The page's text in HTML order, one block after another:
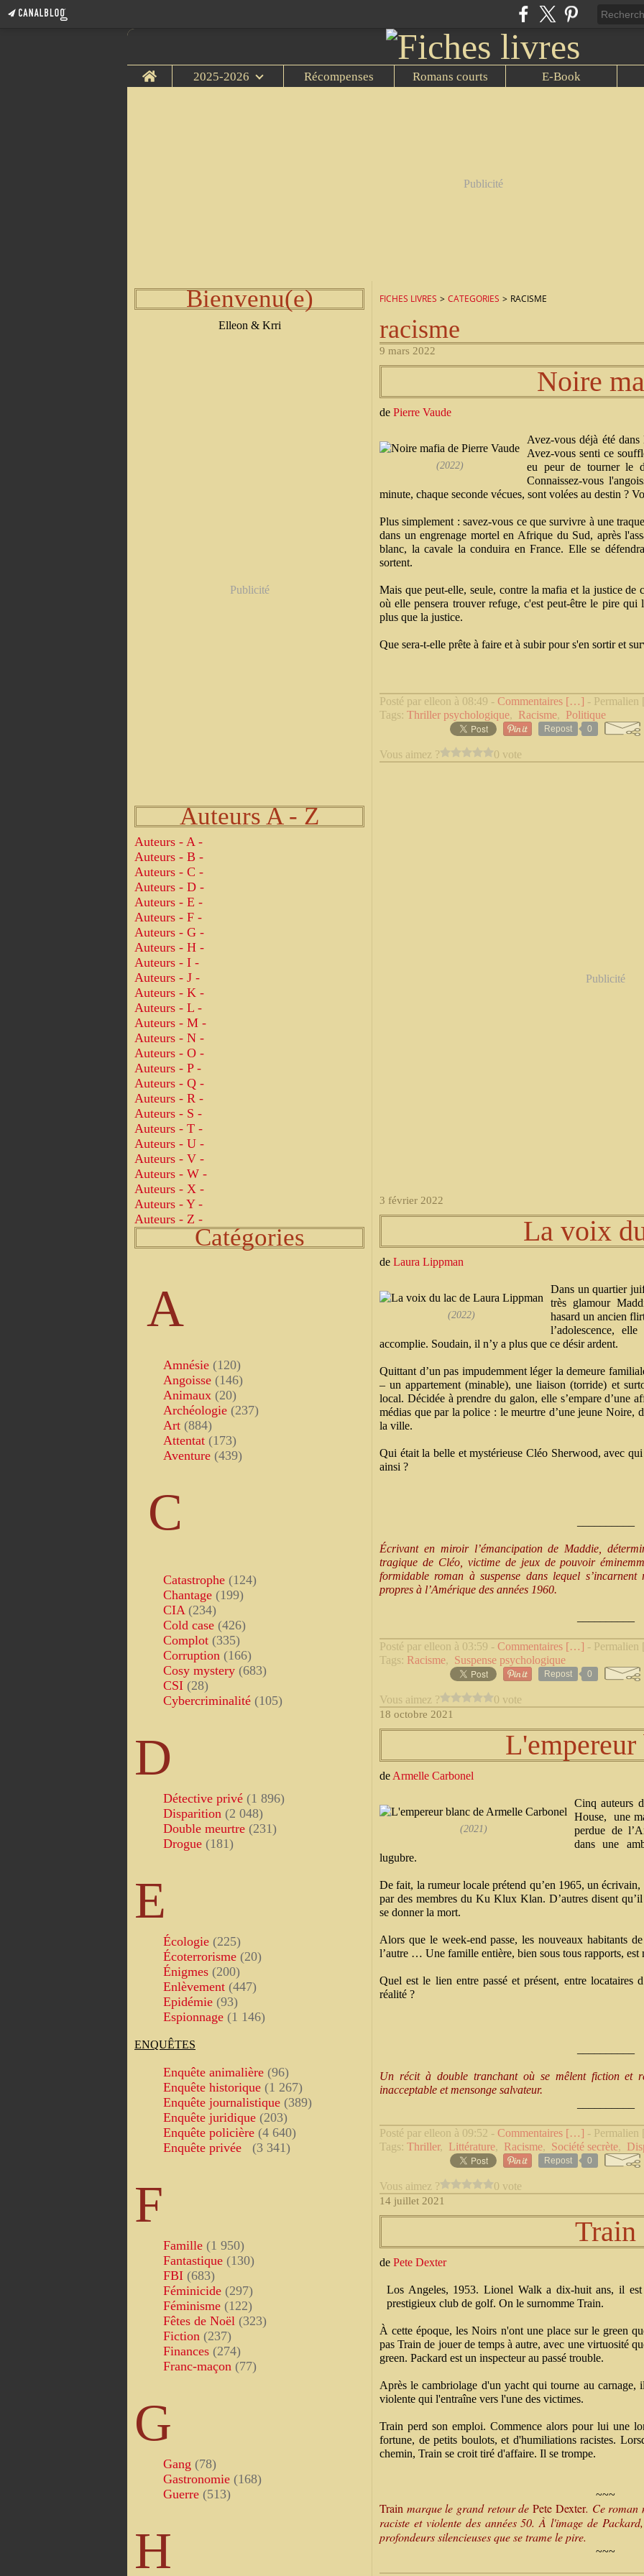
Home 2025-2026 Récompenses Romans courts E-Book
Publicité
Bienvenu(e)
Elleon & Krri
Publicité
Auteurs A - Z
Auteurs - A -
Auteurs - B -
Auteurs - C -
Auteurs - D -
Auteurs - E -
Auteurs - F -
Auteurs - G -
Auteurs - H -
Auteurs - I -
Auteurs - J -
Auteurs - K -
Auteurs - L -
Auteurs - M -
Auteurs - N -
Auteurs - O -
Auteurs - P -
Auteurs - Q -
Auteurs - R -
Auteurs - S -
Auteurs - T -
Auteurs - U -
Auteurs - V -
Auteurs - W -
Auteurs - X -
Auteurs - Y -
Auteurs - Z -
Catégories
A
Amnésie (120)
Angoisse (146)
Animaux (20)
Archéologie (237)
Art (884)
Attentat (173)
Aventure (439)
C
Catastrophe (124)
Chantage (199)
CIA (234)
Cold case (426)
Complot (335)
Corruption (166)
Cosy mystery (683)
CSI (28)
Cybercriminalité (105)
D
Détective privé (1 896)
Disparition (2 048)
Double meurtre (231)
Drogue (181)
E
Écologie (225)
Écoterrorisme (20)
Énigmes (200)
Enlèvement (447)
Epidémie (93)
Espionnage (1 146)
ENQUÊTES
Enquête animalière (96)
Enquête historique (1 267)
Enquête journalistique (389)
Enquête juridique (203)
Enquête policière (4 640)
Enquête privée
(3 341)
F
Famille (1 950)
Fantastique (130)
FBI (683)
Féminicide (297)
Féminisme (122)
Fêtes de Noël (323)
Fiction (237)
Finances (274)
Franc-maçon (77)
G
Gang (78)
Gastronomie (168)
Guerre (513)
H
FICHES LIVRES > CATEGORIES > RACISME
racisme
9 mars 2022
Noire
de Pierre Vaude
(2022)
Avez-vous déjà été
Avez-vous senti ce
eu peur de tourner le
Connaissez-vous
minute, chaque seconde vécues, sont volées au destin ?
Plus simplement : savez-vous ce que survivre à une
dans un engrenage mortel en Afrique du Sud, après
blanc, la cavale la conduira en France. Elle se
sortent.
Mais que peut-elle, seule, contre la mafia et la justice
où elle pensera trouver refuge, c'est peut-être le pire qui
plus que la justice.
Que sera-t-elle prête à faire et à subir pour s'en sortir et
Posté par elleon à 08:49 - Commentaires […] - Permalien
Tags: Thriller psychologique, Racisme, Politique
Repost 0
Vous aimez ? 0 vote
Publicité
3 février 2022
La voix
de Laura Lippman
(2022)
Dans un quartier
très glamour
hasard un ancien
l’adolescence,
accomplie. Soudain, il n’y a plus que ce désir ardent.
Quittant d’un pas impudemment léger la demeure
– un appartement (minable), une liaison (torride) et
local. Déci­dée à prendre du galon, elle s’empare d’une
médias que par la police : le meurtre d’une jeune Noire,
la ville.
Qui était la belle et mystérieuse Cléo Sherwood, avec
ainsi ?
Écrivant en miroir l’émancipation de Maddie,
tragique de Cléo, victime de jeux de pouvoir
formidable roman à suspense dans lequel
propres à l’Amérique des années 1960.
Posté par elleon à 03:59 - Commentaires […] - Permalien
Tags: Racisme, Suspense psychologique
Repost 0
Vous aimez ? 0 vote
18 octobre 2021
de Armelle Carbonel
(2021)
Cinq auteurs
House, une
perdue de
dans une
lugubre.
De fait, la rumeur locale prétend qu’en 1965, un
par des membres du Ku Klux Klan. D’autres disent
se donner la mort.
Alors que le week-end passe, les nouveaux habitants
l’autre … Une famille entière, bien sous tous rapports, est
Quel est le lien entre passé et présent, entre locataires
réalité ?
Un récit à double tranchant où se mêlent fiction et
inacceptable et mensonge salvateur.
Posté par elleon à 09:52 - Commentaires […] - Permalien
Tags: Thriller, Littérature, Racisme, Société secrète,
Repost 0
Vous aimez ? 0 vote
14 juillet 2021
Train
de Pete Dexter
Los Angeles, 1953. Lionel Walk a dix-huit ans, il
prestigieux club de golf. On le surnomme Train.
À cette époque, les Noirs n'ont une place sur le green
pas Train de jouer de temps à autre, avec une virtuosité
green. Packard est un inspecteur au passé trouble.
Après le cambriolage d'un yacht qui tourne au carnage,
violente qui l'entraîne vers l'une des victimes.
Train perd son emploi. Commence alors pour lui une
fortune, de petits boulots, et d'humiliations racistes.
chemin, Train se croit tiré d'affaire. Il se trompe.
~~~
Train marque le grand retour dePete Dexter. Ce roman
raciste et violente des années 50. À l'image de
profondeurs silencieuses que se trame le pire.
~~~